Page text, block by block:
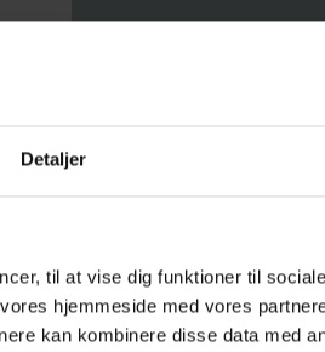
Detaljer
til at vise dig funktioner til
hjemmeside med vores
kan kombinere disse data med